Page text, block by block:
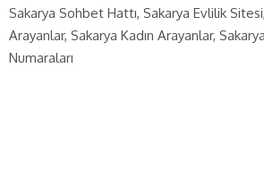
Sakarya Sohbet Hattı, Sakarya Evlilik
Arayanlar, Sakarya Kadın Arayanlar,
Numaraları